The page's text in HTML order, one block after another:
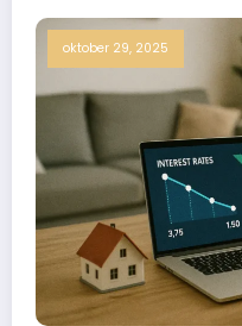
oktober 29, 2025